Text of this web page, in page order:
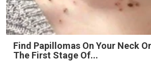
Find Papillomas On Your Neck
The First Stage Of...